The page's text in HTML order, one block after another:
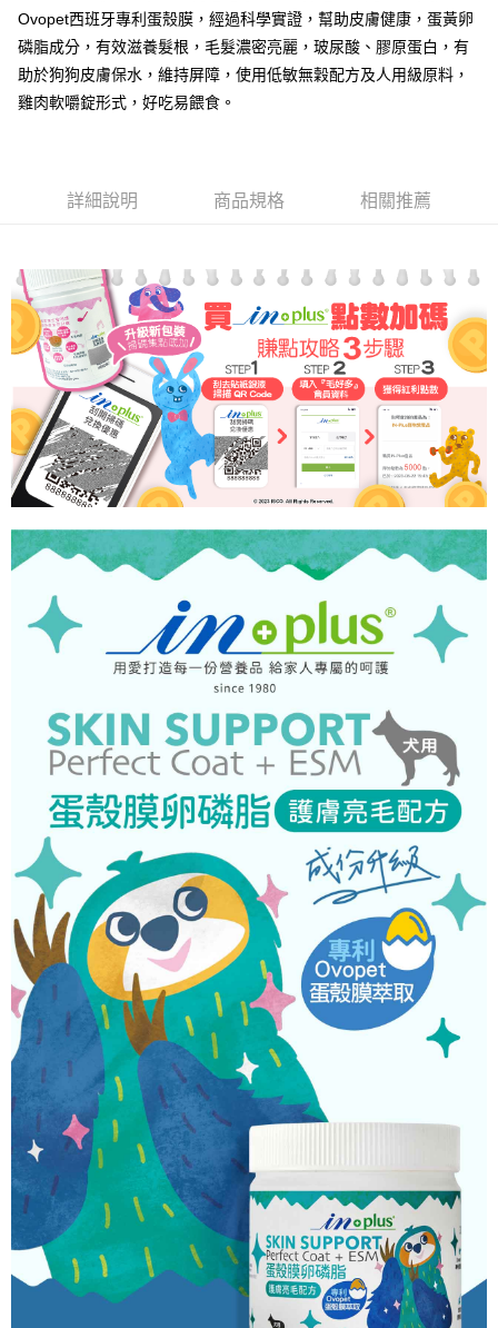
Ovopet西班牙專利蛋殼膜，經過科學實證，幫助皮膚健康，蛋黃卵
磷脂成分，有效滋養髮根，毛髮濃密亮麗，玻尿酸、膠原蛋白，有
助於狗狗皮膚保水，維持屏障，使用低敏無穀配方及人用級原料，
雞肉軟嚼錠形式，好吃易餵食。
詳細說明 商品規格 相關推薦